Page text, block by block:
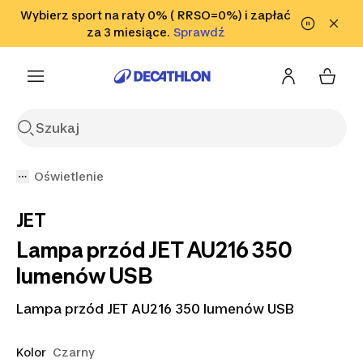
Przejdź do wyszukiwania Przejdź do treści
Przejdź
Wybierz sport na raty 0% ( RRSO=0%) i zapłać
za 3 miesiące. SprawdźSprawdź
Sprawdź
Oświetlenie
JET
Lampa przód JET AU216 350
lumenów USB
Lampa przód JET AU216 350 lumenów USB
Kolor Czarny